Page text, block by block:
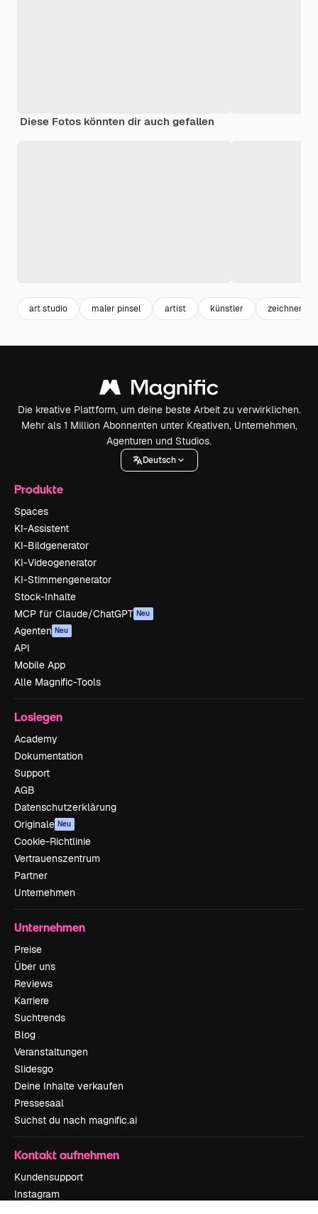
Diese Fotos könnten dir auch gefallen
art studio maler pinsel artist künstler zeichnen
Die kreative Plattform, um deine beste Arbeit zu verwirklichen.
Mehr als 1 Million Abonnenten unter Kreativen, Unternehmen,
Agenturen und Studios.
Deutsch
Produkte
Spaces
KI-Assistent
KI-Bildgenerator
KI-Videogenerator
KI-Stimmengenerator
Stock-Inhalte
MCP für Claude/ChatGPT Neu
Agenten Neu
API
Mobile App
Alle Magnific-Tools
Loslegen
Academy
Dokumentation
Support
AGB
Datenschutzerklärung
Originale Neu
Cookie-Richtlinie
Vertrauenszentrum
Partner
Unternehmen
Unternehmen
Preise
Über uns
Reviews
Karriere
Suchtrends
Blog
Veranstaltungen
Slidesgo
Deine Inhalte verkaufen
Pressesaal
Suchst du nach magnific.ai
Kontakt aufnehmen
Kundensupport
Instagram